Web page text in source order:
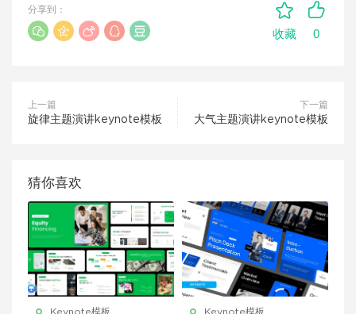
收藏 0
分享到：
上一篇
旋律主题演讲keynote模板
下一篇
大气主题演讲keynote模板
猜你喜欢
Keynote模板 Keynote模板